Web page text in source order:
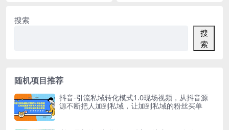
搜索
搜
索
随机项目推荐
抖音-引流私域转化模式1.0现场视频，从抖音源
源不断把人加到私域，让加到私域的粉丝买单